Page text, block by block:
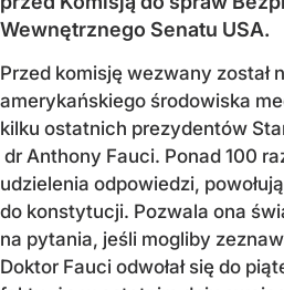
Wewnętrznego Senatu USA.
Przed komisję wezwany został
amerykańskiego środowiska
kilku ostatnich prezydentów
dr Anthony Fauci. Ponad 100
udzielenia odpowiedzi,
do konstytucji. Pozwala ona
na pytania, jeśli mogliby
Doktor Fauci odwołał się do